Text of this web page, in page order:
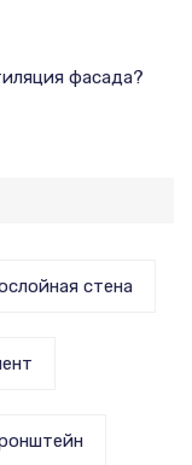
фасада?
стена